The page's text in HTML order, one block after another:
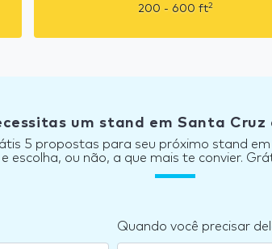
200 - 600 ft2
um stand em Santa Cruz
5 propostas para seu próximo stand
escolha, ou não, a que mais te convier.
Quando você precisar